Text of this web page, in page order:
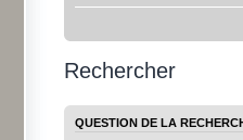
Rechercher
QUESTION DE LA